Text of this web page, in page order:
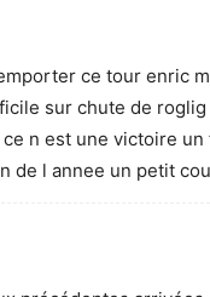
ce tour enric
sur chute de
n est une victoire un
de l annee un petit